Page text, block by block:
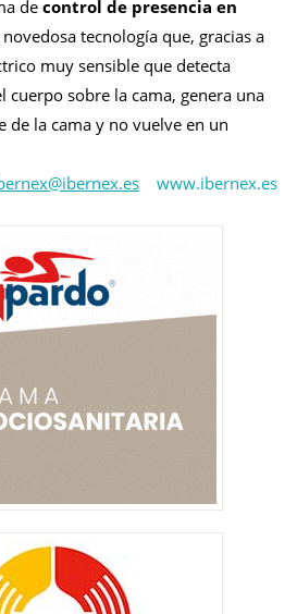
de control de presencia en
novedosa tecnología que, gracias a
muy sensible que detecta
sobre la cama, genera una
de la cama y no vuelve en un
ibernex.es www.ibernex.es